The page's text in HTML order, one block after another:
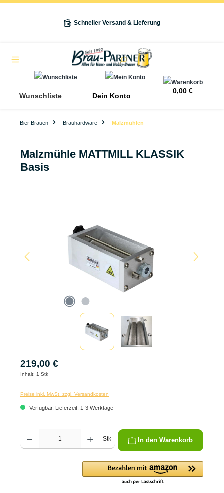
Schneller Versand & Lieferung
Wunschliste Dein Konto
0,00 €
Bier Brauen Brauhardware Malzmühlen
Malzmühle MATTMILL KLASSIK
Basis
219,00 €
Inhalt: 1 Stk
Preise inkl. MwSt. zzgl. Versandkosten
Verfügbar, Lieferzeit: 1-3 Werktage
Produkt Anzahl: Gib den gewünschten Wert ein oder benutze die Schaltflächen um
Stk In den Warenkorb